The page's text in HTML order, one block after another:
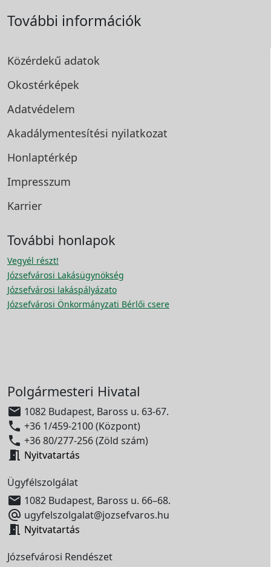
További információk
Közérdekű adatok
Okostérképek
Adatvédelem
Akadálymentesítési nyilatkozat
Honlaptérkép
Impresszum
Karrier
További honlapok
Vegyél részt!
Józsefvárosi Lakásügynökség
Józsefvárosi lakáspályázato
Józsefvárosi Önkormányzati Bérlői csere
Polgármesteri Hivatal
 1082 Budapest, Baross u. 63-67.
 +36 1/459-2100 (Központ)
 +36 80/277-256 (Zöld szám)
 Nyitvatartás
Ügyfélszolgálat
 1082 Budapest, Baross u. 66–68.
 ugyfelszolgalat@jozsefvaros.hu
 Nyitvatartás
Józsefvárosi Rendészet